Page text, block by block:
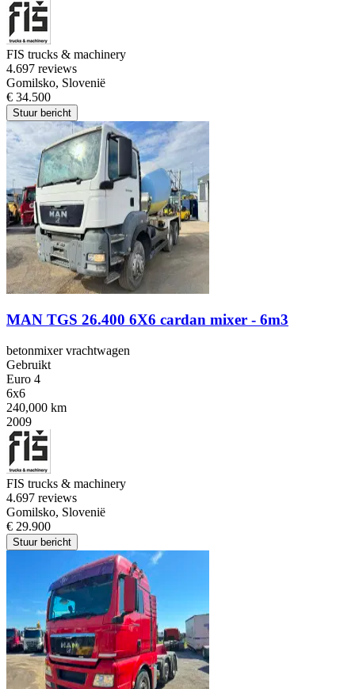
FIS trucks & machinery
4.697 reviews
Gomilsko, Slovenië
€ 34.500
Stuur bericht
MAN TGS 26.400 6X6 cardan mixer - 6m3
betonmixer vrachtwagen
Gebruikt
Euro 4
6x6
240,000 km
2009
FIS trucks & machinery
4.697 reviews
Gomilsko, Slovenië
€ 29.900
Stuur bericht